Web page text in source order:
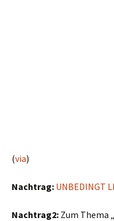
(via)
Nachtrag: UNBEDINGT
Nachtrag2: Zum Thema